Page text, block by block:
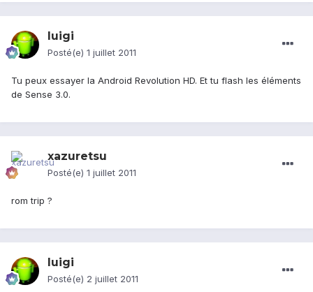
luigi
Posté(e) 1 juillet 2011
Tu peux essayer la Android Revolution HD. Et tu flash les éléments
de Sense 3.0.
xazuretsu
Posté(e) 1 juillet 2011
rom trip ?
luigi
Posté(e) 2 juillet 2011